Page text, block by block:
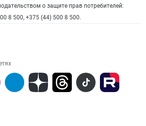
о защите прав потребителей:
8 500, +375 (44) 500 8 500.